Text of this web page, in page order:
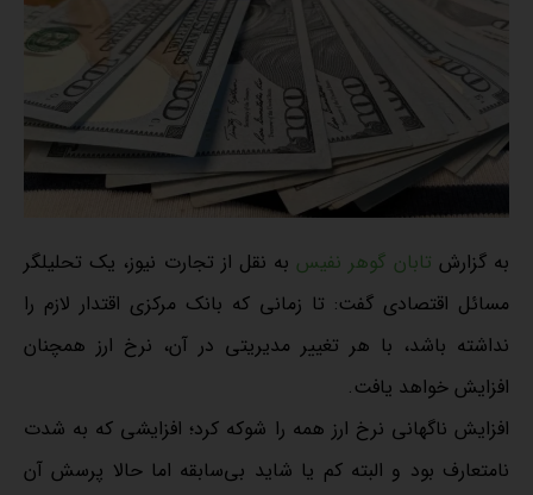
به گزارش تابان گوهر نفیس به نقل از تجارت نیوز، یک تحلیلگر
مسائل اقتصادی گفت: تا زمانی که بانک مرکزی اقتدار لازم را
نداشته باشد، با هر تغییر مدیریتی در آن، نرخ ارز همچنان
افزایش خواهد یافت.
افزایش ناگهانی نرخ ارز همه را شوکه کرد؛ افزایشی که به شدت
نامتعارف بود و البته کم یا شاید بی‌سابقه اما حالا پرسش آن